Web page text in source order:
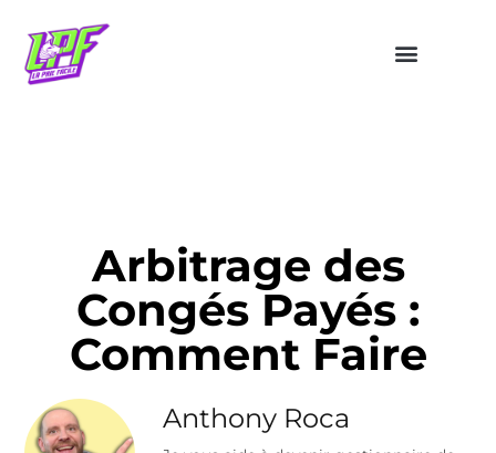
Arbitrage des
Congés Payés :
Comment Faire
Anthony Roca